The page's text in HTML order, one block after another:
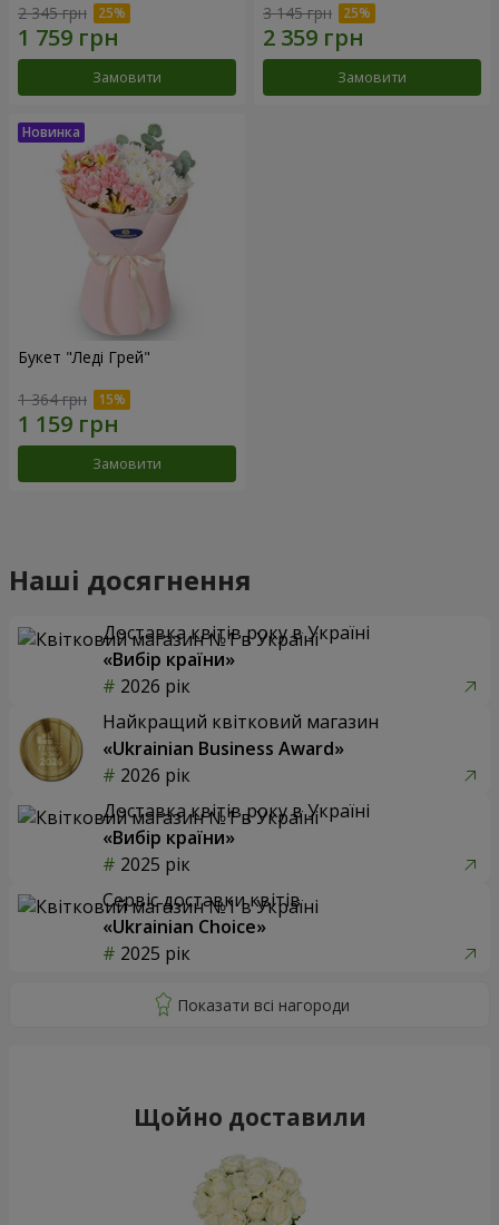
2 345 грн
Замовити
3 145 грн
Замовити
Букет "Леді Грей"
1 364 грн
Замовити
Наші досягнення
Доставка квітів року в Україні
«Вибір країни»
2026 рік
Найкращий квітковий магазин
«Ukrainian Business Award»
2026 рік
Доставка квітів року в Україні
«Вибір країни»
2025 рік
Сервіс доставки квітів
«Ukrainian Choice»
2025 рік
Щойно доставили